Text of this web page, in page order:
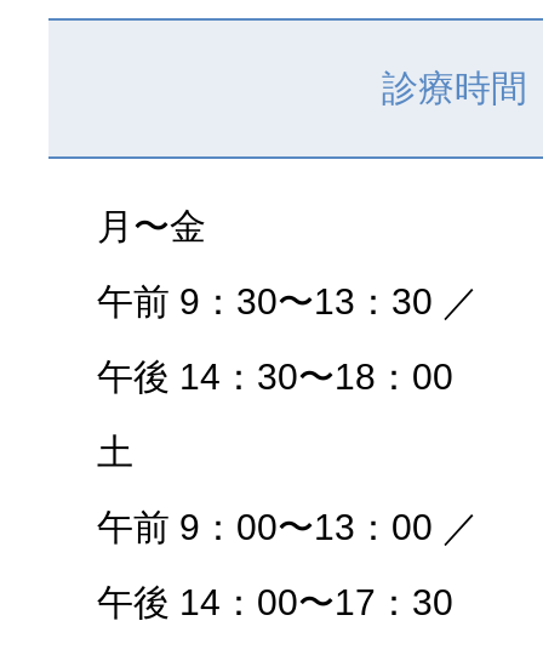
診療時間
月〜金
午前 9：30〜13：30 ／
午後 14：30〜18：00
土
午前 9：00〜13：00 ／
午後 14：00〜17：30